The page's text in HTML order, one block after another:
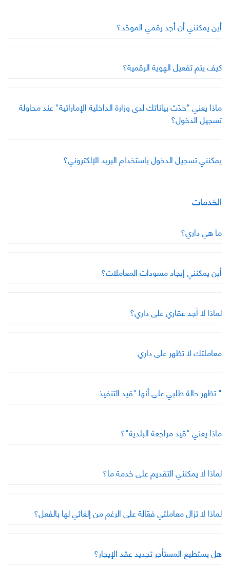
أين يمكنني أن أجد رقمي الموحّد؟
كيف يتم تفعيل الهوية الرقمية؟
ماذا يعني "حدّث بياناتك لدى وزارة الداخلية الإماراتية" عند محاولة
تسجيل الدخول؟
يمكنني تسجيل الدخول باستخدام البريد الإلكتروني؟
الخدمات
ما هي داري؟
أين يمكنني إيجاد مسودات المعاملات؟
لماذا لا أجد عقاري على داري؟
معاملتك لا تظهر على داري
" تظهر حالة طلبي على أنها "قيد التنفيذ
ماذا يعني "قيد مراجعة البلدية"؟
لماذا لا يمكنني التقديم على خدمة ما؟
لماذا لا تزال معاملتي فعّالة على الرغم من إلغائي لها بالفعل؟
هل يستطيع المستأجر تجديد عقد الإيجار؟